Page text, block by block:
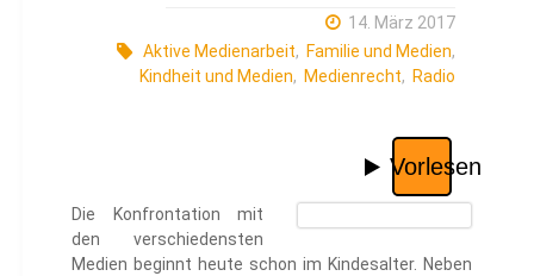
14. März 2017
Aktive Medienarbeit, Familie und Medien,
Kindheit und Medien, Medienrecht, Radio
Die Konfrontation mit
den verschiedensten
Medien beginnt heute schon im Kindesalter. Neben